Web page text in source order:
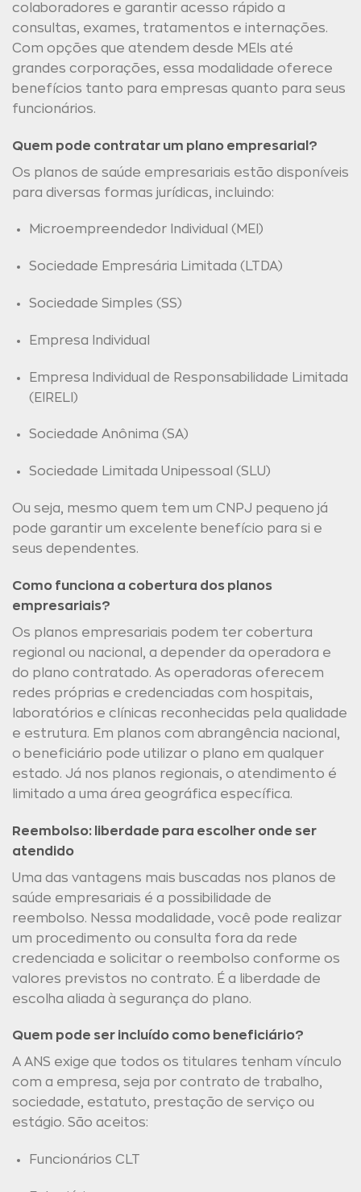
colaboradores e garantir acesso rápido a
consultas, exames, tratamentos e internações.
Com opções que atendem desde MEIs até
grandes corporações, essa modalidade oferece
benefícios tanto para empresas quanto para seus
funcionários.
Quem pode contratar um plano empresarial?
Os planos de saúde empresariais estão disponíveis
para diversas formas jurídicas, incluindo:
Microempreendedor Individual (MEI)
Sociedade Empresária Limitada (LTDA)
Sociedade Simples (SS)
Empresa Individual
Empresa Individual de Responsabilidade Limitada
(EIRELI)
Sociedade Anônima (SA)
Sociedade Limitada Unipessoal (SLU)
Ou seja, mesmo quem tem um CNPJ pequeno já
pode garantir um excelente benefício para si e
seus dependentes.
Como funciona a cobertura dos planos
empresariais?
Os planos empresariais podem ter cobertura
regional ou nacional, a depender da operadora e
do plano contratado. As operadoras oferecem
redes próprias e credenciadas com hospitais,
laboratórios e clínicas reconhecidas pela qualidade
e estrutura. Em planos com abrangência nacional,
o beneficiário pode utilizar o plano em qualquer
estado. Já nos planos regionais, o atendimento é
limitado a uma área geográfica específica.
Reembolso: liberdade para escolher onde ser
atendido
Uma das vantagens mais buscadas nos planos de
saúde empresariais é a possibilidade de
reembolso. Nessa modalidade, você pode realizar
um procedimento ou consulta fora da rede
credenciada e solicitar o reembolso conforme os
valores previstos no contrato. É a liberdade de
escolha aliada à segurança do plano.
Quem pode ser incluído como beneficiário?
A ANS exige que todos os titulares tenham vínculo
com a empresa, seja por contrato de trabalho,
sociedade, estatuto, prestação de serviço ou
estágio. São aceitos:
Funcionários CLT